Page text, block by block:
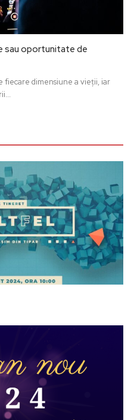
sau oportunitate de
dimensiune a vieții, iar